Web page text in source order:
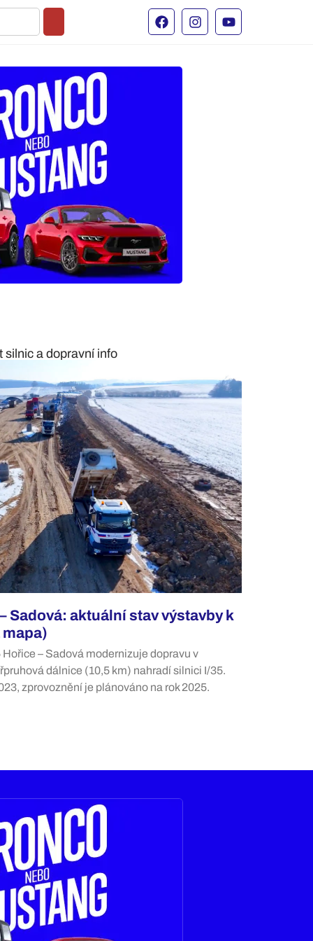
silnic a dopravní info
Sadová: aktuální stav výstavby k
– Sadová modernizuje dopravu v
dálnice (10,5 km) nahradí silnici I/35.
zprovoznění je plánováno na rok 2025.